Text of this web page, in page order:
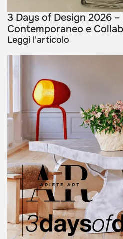
3 Days of Design 2026
Contemporaneo e
Leggi l'articolo